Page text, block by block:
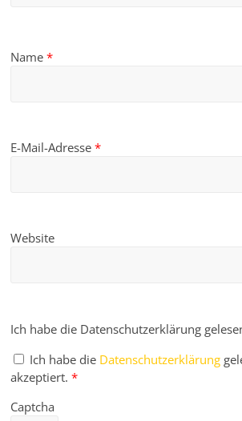
Name*
E-Mail-Adresse*
Website
Ich habe die Datenschutzerklärung
Ich habe die Datenschutzerklärung
akzeptiert. *
Captcha